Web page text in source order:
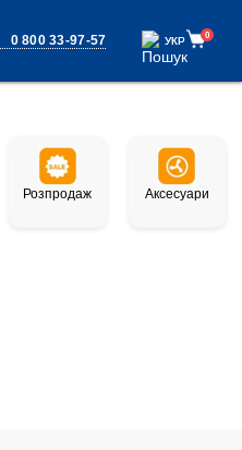
0 800 33-97-57 УКР
УКР 0
Розпродаж Аксесуари